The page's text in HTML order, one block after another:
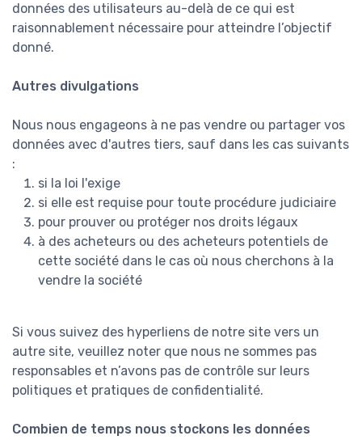
données des utilisateurs au-delà de ce qui est
raisonnablement nécessaire pour atteindre l’objectif
donné.
Autres divulgations
Nous nous engageons à ne pas vendre ou partager vos
données avec d'autres tiers, sauf dans les cas suivants
:
si la loi l'exige
si elle est requise pour toute procédure judiciaire
pour prouver ou protéger nos droits légaux
à des acheteurs ou des acheteurs potentiels de
cette société dans le cas où nous cherchons à la
vendre la société
Si vous suivez des hyperliens de notre site vers un
autre site, veuillez noter que nous ne sommes pas
responsables et n’avons pas de contrôle sur leurs
politiques et pratiques de confidentialité.
Combien de temps nous stockons les données